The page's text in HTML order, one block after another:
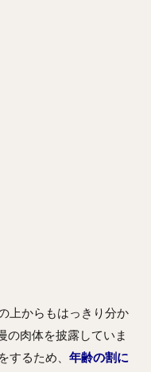
上からもはっきり分か
の肉体を披露していま
するため、 年齢の割に